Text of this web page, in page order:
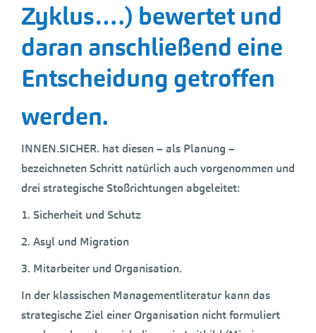
Zyklus….) bewertet und
daran anschließend eine
Entscheidung getroffen
werden.
INNEN.SICHER. hat diesen – als Planung –
bezeichneten Schritt natürlich auch vorgenommen und
drei strategische Stoßrichtungen abgeleitet:
1. Sicherheit und Schutz
2. Asyl und Migration
3. Mitarbeiter und Organisation.
In der klassischen Managementliteratur kann das
strategische Ziel einer Organisation nicht formuliert